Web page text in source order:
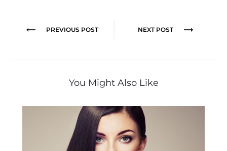
Navegação
PREVIOUS POST NEXT POST
You Might Also Like